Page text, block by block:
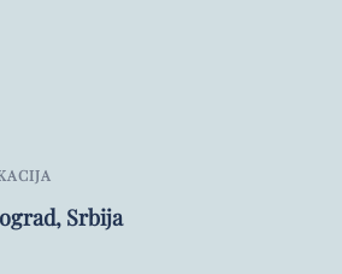
Srbija